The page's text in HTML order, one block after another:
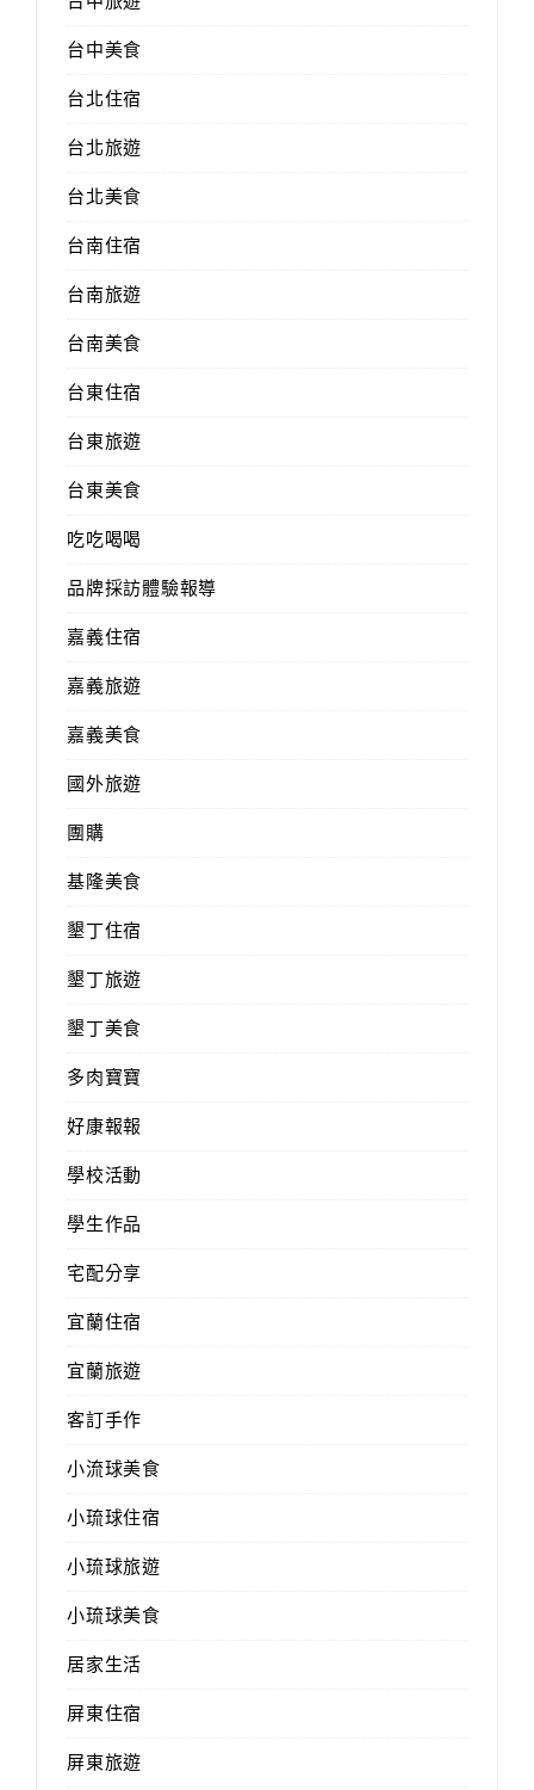
台中美食
台北住宿
台北旅遊
台北美食
台南住宿
台南旅遊
台南美食
台東住宿
台東旅遊
台東美食
吃吃喝喝
品牌採訪體驗報導
嘉義住宿
嘉義旅遊
嘉義美食
國外旅遊
團購
基隆美食
墾丁住宿
墾丁旅遊
墾丁美食
多肉寶寶
好康報報
學校活動
學生作品
宅配分享
宜蘭住宿
宜蘭旅遊
客訂手作
小流球美食
小琉球住宿
小琉球旅遊
小琉球美食
居家生活
屏東住宿
屏東旅遊